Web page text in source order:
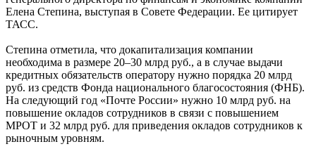
Елена Степина, выступая в Совете Федерации. Ее цитирует
ТАСС.
Степина отметила, что докапитализация компании
необходима в размере 20–30 млрд руб., а в случае выдачи
кредитных обязательств оператору нужно порядка 20 млрд
руб. из средств Фонда национального благосостояния (ФНБ).
На следующий год «Почте России» нужно 10 млрд руб. на
повышение окладов сотрудников в связи с повышением
МРОТ и 32 млрд руб. для приведения окладов сотрудников к
рыночным уровням.